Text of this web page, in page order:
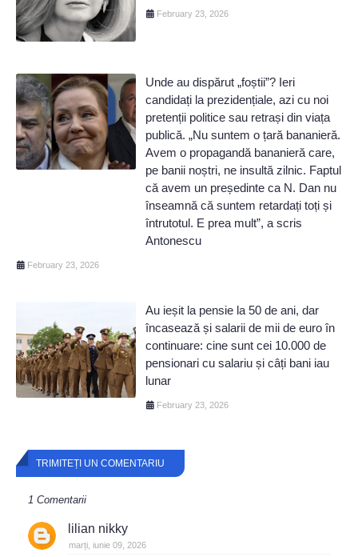
February 23, 2026
Unde au dispărut „foștii”? Ieri
candidați la prezidențiale, azi cu noi
pretenții politice sau retrași din viața
publică. „Nu suntem o țară bananieră.
Avem o propagandă bananieră care,
pe banii noștri, ne insultă zilnic. Faptul
că avem un președinte ca N. Dan nu
înseamnă că suntem retardați toți și
întrutotul. E prea mult”, a scris
Antonescu
February 23, 2026
Au ieșit la pensie la 50 de ani, dar
încasează și salarii de mii de euro în
continuare: cine sunt cei 10.000 de
pensionari cu salariu și câți bani iau
lunar
February 23, 2026
TRIMITEȚI UN COMENTARIU
1 Comentarii
lilian nikky
marți, iunie 09, 2026